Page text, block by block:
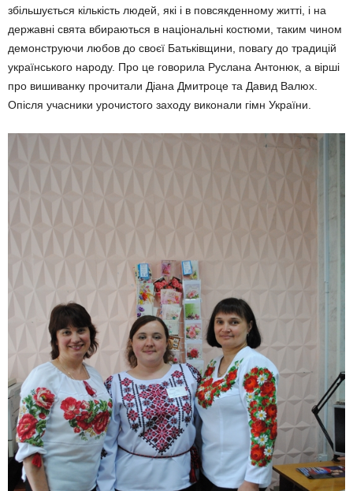
збільшується кількість людей, які і в повсякденному житті, і на
державні свята вбираються в національні костюми, таким чином
демонструючи любов до своєї Батьківщини, повагу до традицій
українського народу. Про це говорила Руслана Антонюк, а вірші
про вишиванку прочитали Діана Дмитроце та Давид Валюх.
Опісля учасники урочистого заходу виконали гімн України.